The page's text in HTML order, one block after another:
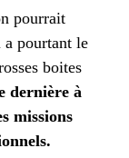
pourrait
pourtant le
boites
dernière à
missions